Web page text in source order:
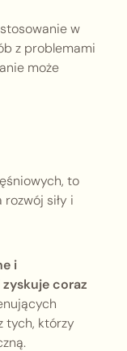
w
z problemami
może
to
siły i
i
coraz
tych, którzy